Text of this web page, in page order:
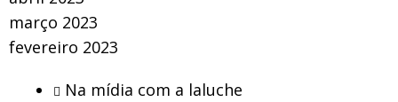
março 2023
fevereiro 2023
Na mídia com a laluche